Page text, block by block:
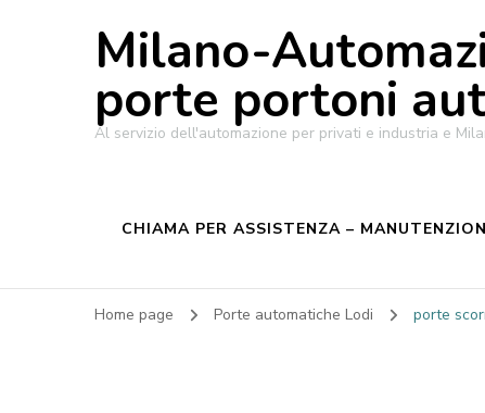
Milano-
porte portoni
Al servizio dell'automazione per privati e industria e
CHIAMA PER ASSISTENZA –
Home page Porte automatiche Lodi porte